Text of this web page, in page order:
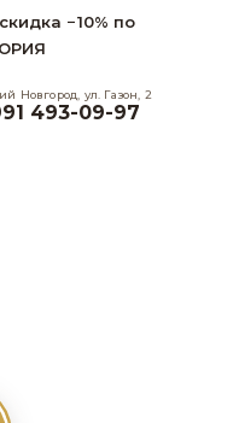
−10% по
Новгород, ул. Газон, 2
493-09-97